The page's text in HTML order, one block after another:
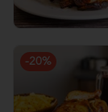
-20%